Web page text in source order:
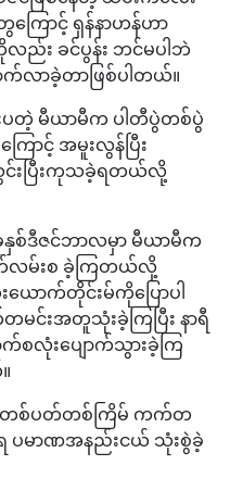
ြောင့် ရှန်နာဟန်ဟာ
ည်း ခင်ပွန်း ဘင်မပါဘဲ
လာခဲ့တာဖြစ်ပါတယ်။
းပတဲ့ မီယာမီက ပါတီပွဲတစ်ပွဲ
ောင့် အမူးလွန်ပြီး
င်းပြီးကုသခဲ့ရတယ်လို့
နှစ်ဒီဇင်ဘာလမှာ မီယာမီက
လမ်းစ ခဲ့ကြတယ်လို့
ောက်တိုင်းမ်ကိုပြောပါ
းအတူသုံးခဲ့ကြပြီး နာရီ
စလုံးပျောက်သွားခဲ့ကြ
တစ်ပတ်တစ်ကြိမ် ကက်တ
ပမာဏအနည်းငယ် သုံးစွဲခဲ့